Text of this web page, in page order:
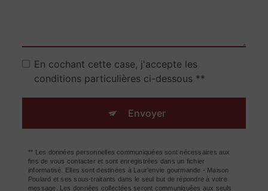
En cochant cette case, j'accepte les
conditions particulières ci-dessous **
Envoyer
** Les données personnelles communiquées sont nécessaires aux
fins de vous contacter et sont enregistrées dans un fichier
informatisé. Elles sont destinées à Laur'envie gourmande - Maison
Poulard et ses sous-traitants dans le seul but de répondre à votre
message. Les données collectées seront communiquées aux seuls